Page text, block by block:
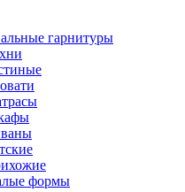
гарнитуры
формы